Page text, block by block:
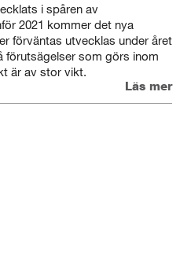
i spåren av
2021 kommer det nya
förväntas utvecklas under året
förutsägelser som görs inom
är av stor vikt.
Läs mer